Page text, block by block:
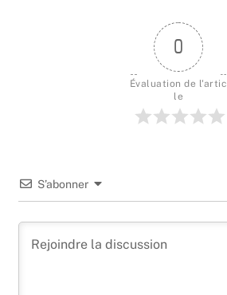
0
Évaluation de l'artic
le
S’abonner